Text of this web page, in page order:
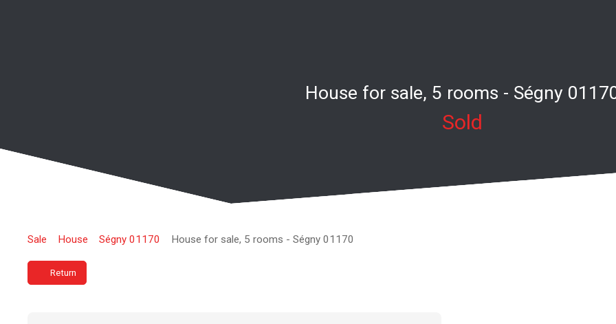
House for sale, 5 rooms - Ségny
Sold
Sale House Ségny 01170 House for sale, 5 rooms - Ségny 01170
Return